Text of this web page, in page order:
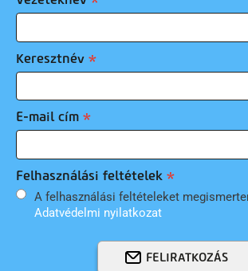
Keresztnév
E-mail cím
Felhasználási feltételek
A felhasználási feltételeket
Adatvédelmi nyilatkozat
FELIRATKOZÁS